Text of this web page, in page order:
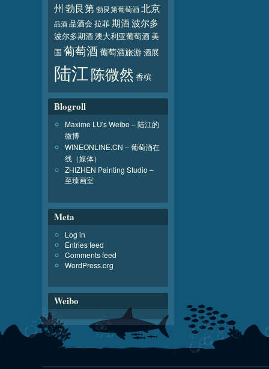
州 勃艮第勃艮第葡萄酒北京
品酒品酒会 拉菲期酒波尔多
波尔多期酒澳大利亚葡萄酒美
国 葡萄酒葡萄酒旅游酒展
陆江陈微然 香槟
Blogroll
Maxime LU's Weibo – 陆江的
微博
WINEONLINE.CN – 葡萄酒在
线（媒体）
ZHIZHEN Painting Studio –
至臻画室
Meta
Log in
Entries feed
Comments feed
WordPress.org
Weibo